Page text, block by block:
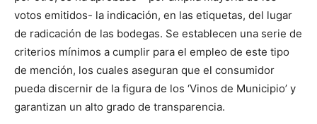
votos emitidos- la indicación, en las etiquetas, del lugar
de radicación de las bodegas. Se establecen una serie de
criterios mínimos a cumplir para el empleo de este tipo
de mención, los cuales aseguran que el consumidor
pueda discernir de la figura de los ‘Vinos de Municipio’ y
garantizan un alto grado de transparencia.